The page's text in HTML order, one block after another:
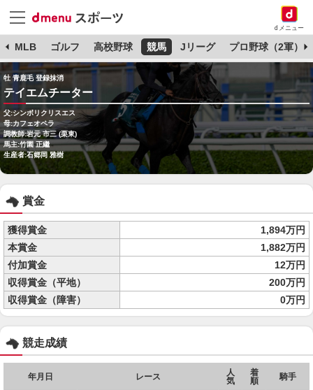
dメニュー
MLB ゴルフ 高校野球 競馬 Jリーグ プロ野球（2軍）
牡 青鹿毛 登録抹消
テイエムチーター
父:シンボリクリスエス
母:カフェオペラ
調教師:岩元 市三 (栗東)
馬主:竹園 正繼
生産者:石郷岡 雅樹
賞金
獲得賞金
1,894万円
本賞金
1,882万円
付加賞金
12万円
収得賞金（平地）
200万円
収得賞金（障害）
0万円
競走成績
年月日 レース
人
気
着
順
騎手